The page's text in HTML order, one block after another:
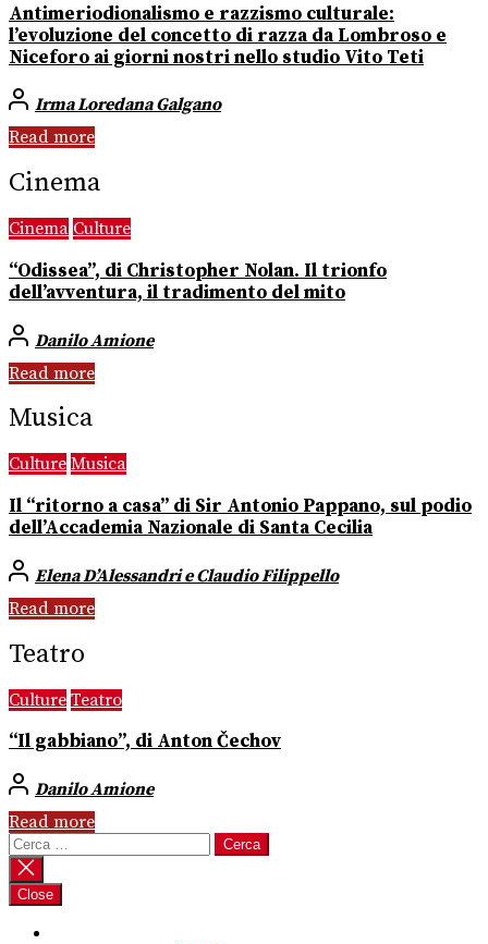
Antimeriodionalismo e razzismo culturale:
l’evoluzione del concetto di razza da Lombroso e
Niceforo ai giorni nostri nello studio Vito Teti
Irma Loredana Galgano
Read more
Cinema
Cinema Culture
“Odissea”, di Christopher Nolan. Il trionfo
dell’avventura, il tradimento del mito
Danilo Amione
Read more
Musica
Culture Musica
Il “ritorno a casa” di Sir Antonio Pappano, sul podio
dell’Accademia Nazionale di Santa Cecilia
Elena D’Alessandri e Claudio Filippello
Read more
Teatro
Culture Teatro
“Il gabbiano”, di Anton Čechov
Danilo Amione
Read more
Ricerca
per:
Close